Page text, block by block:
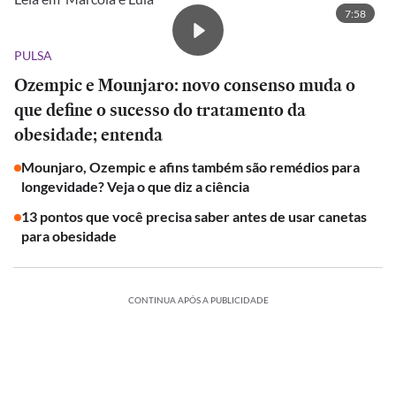
7:58
PULSA
Ozempic e Mounjaro: novo consenso muda o
que define o sucesso do tratamento da
obesidade; entenda
Mounjaro, Ozempic e afins também são remédios para
longevidade? Veja o que diz a ciência
13 pontos que você precisa saber antes de usar canetas
para obesidade
CONTINUA APÓS A PUBLICIDADE